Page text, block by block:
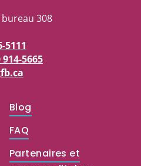
bureau 308
5111
914-5665
Blog
FAQ
Partenaires et